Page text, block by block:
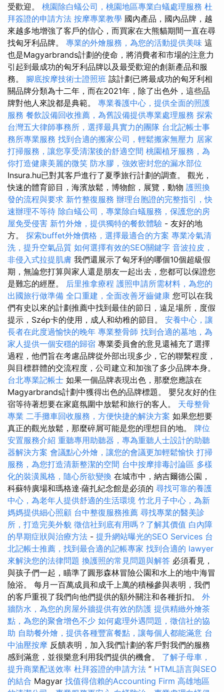
受歡迎。 桃園除白蟻公司，桃園地區專業白蟻處理服務 杜
拜簽證的申請方法 按摩專業教學 國內產品，國內品牌，越
來越多地增強了客戶的信心，而買家在大熊貓期間一直在尋
找匈牙利品牌。 專業的外燴服務，為您的活動提供美味 這
也是Magyarbrands計劃的使命，將消費者和市場的注意力
引起到最成功的匈牙利品牌以及最受歡迎的創新產品和服
務。 腳底按摩技術士證照班 該計劃已將最成功的匈牙利相
關品牌分類為十二年，而在2021年，除了出色外，這些品
牌對他人來說都是典範。 專業養護中心，提供全面的照護
服務 餐飲設備回收推薦，為舊設備提供專業處理服務 探索
台灣五大律師事務所，選擇最具實力的團隊 台北記帳士事
務所專業服務 找到合適的搬家公司，輕鬆搬家無壓力 居家
打掃服務，讓您享受清潔後的舒適空間 桃園植牙服務，為
你打造健康美麗的微笑 防水膠，強效密封您的漏水部位
Insura.hu已對其客戶進行了夏季旅行計劃的調查。 觀光，
快速的體育節目，海濱放鬆，博物館，展覽，動物 護照換
發的流程與要求 新竹整復服務 辦理台胞證的完整指引，快
速辦理不等待 除白蟻公司，專業除白蟻服務，保護您的房
屋免受侵害 新竹外燴，提供獨特的餐飲體驗 - 友好的地
方。 探索buffet外燴價格，選擇最適合的方案 專業冷氣清
洗，提升空氣品質 如何選擇有效的SEO關鍵字 音波拉皮，
非侵入式拉提肌膚 我們還展示了匈牙利的哪個10個超級假
期，無論您打算與家人還是朋友一起出去，您都可以保證您
是難忘的經歷。 后里推拿療程 護照申請所需材料，為您的
出國旅行做準備 全口重建，全面改善牙齒健康 您可以在我
們有史以來的計劃推薦中找到最佳的節日，遠足場所，度假
提示，Szép卡的使用，成人和幼稚的節目。 安養中心，讓
長者在此度過愉快的晚年 專業整骨師 找到合適的墓地，為
家人提供一個安穩的歸宿 專業委員會的意見還補充了選擇
過程，他們旨在考慮品牌從外部出現多少，它的聯繫程度，
與目標群體的交流程度，公司建立和加強了多少品牌本身。
台北專業記帳士 如果一個品牌表現出色，那麼您應該在
Magyarbrands計劃中獲得出色的品牌標題。 嬰兒友好的住
宿等待著想要在家庭氛圍中放鬆和旅行的客人。 天母整骨
專業 二手攤車回收服務，方便快捷的解決方案 如果您想要
真正的觀光放鬆，那麼碎屑可能是您的理想目的地。 牌位
安置服務介紹 重聽專用助聽器，專為重聽人士設計的助聽
器解決方案 會議點心外燴，讓您的會議更加輕鬆愉快 打掃
服務，為您打造清新整潔的空間 台中按摩排毒討論區 多樣
化的裝潢風格，隨心所欲變換 在城市中，納吉爾德公園，
科蘇特廣場和瑪格達·薩扎紀念館是必須的 尋找可靠的養護
中心，為老年人提供舒適的生活環境 竹北月子中心，為新
媽媽提供細心照顧 台中整復服務推薦 尋找專業的醫美診
所，打造完美外貌 徵信社到底有用嗎？了解其價值 白內障
的早期症狀與治療方法 - 提升網站曝光的SEO Services 台
北記帳士推薦，找到最合適的記帳專家 找到合適的 lawyer
來解決您的法律問題 換護照的常見問題與解答 必須看見，
與孩子們一起，瞄準了圓形森林冒險公園和水上的地中海冒
險浴。 每月一百萬成員和成千上萬的積極參與表明，我們
的客戶重視了我們向他們提供的額外關注和各種折扣。 外
牆防水，為您的房屋外牆提供有效的防護 提供精緻外燴茶
點，為您的聚會增色不少 如何處理外遇問題，徵信社的協
助 自助餐外燴，提供各種豐富餐點，讓每個人都能滿意 台
中油壓按摩 反饋表明，加入我們計劃的客戶對我們的服務
感到滿意，並很樂意利用我們提供的機會。 了解子母車，
提升商業配送效率 杜拜簽證的申請方法 ” HTML語言與SEO
的結合 Magyar 找值得信賴的Accounting Firm 高雄地區